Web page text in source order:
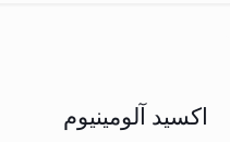
اکسید آلومینیوم